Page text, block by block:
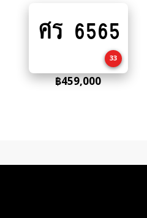
to
ศร 6565
33
฿459,000